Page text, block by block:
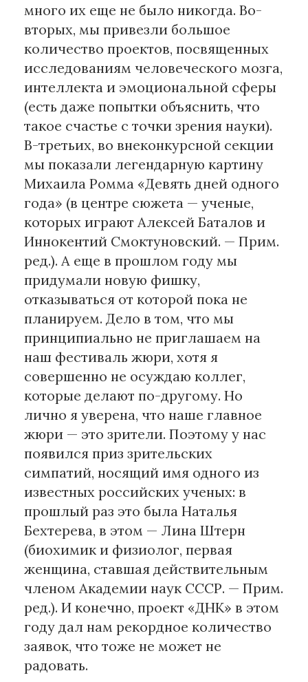
много их еще не было никогда. Во-
вторых, мы привезли большое
количество проектов, посвященных
исследованиям человеческого мозга,
интеллекта и эмоциональной сферы
(есть даже попытки объяснить, что
такое счастье с точки зрения науки).
В-третьих, во внеконкурсной секции
мы показали легендарную картину
Михаила Ромма «Девять дней одного
года» (в центре сюжета — ученые,
которых играют Алексей Баталов и
Иннокентий Смоктуновский. — Прим.
ред.). А еще в прошлом году мы
придумали новую фишку,
отказываться от которой пока не
планируем. Дело в том, что мы
принципиально не приглашаем на
наш фестиваль жюри, хотя я
совершенно не осуждаю коллег,
которые делают по-другому. Но
лично я уверена, что наше главное
жюри — это зрители. Поэтому у нас
появился приз зрительских
симпатий, носящий имя одного из
известных российских ученых: в
прошлый раз это была Наталья
Бехтерева, в этом — Лина Штерн
(биохимик и физиолог, первая
женщина, ставшая действительным
членом Академии наук СССР. — Прим.
ред.). И конечно, проект «ДНК» в этом
году дал нам рекордное количество
заявок, что тоже не может не
радовать.